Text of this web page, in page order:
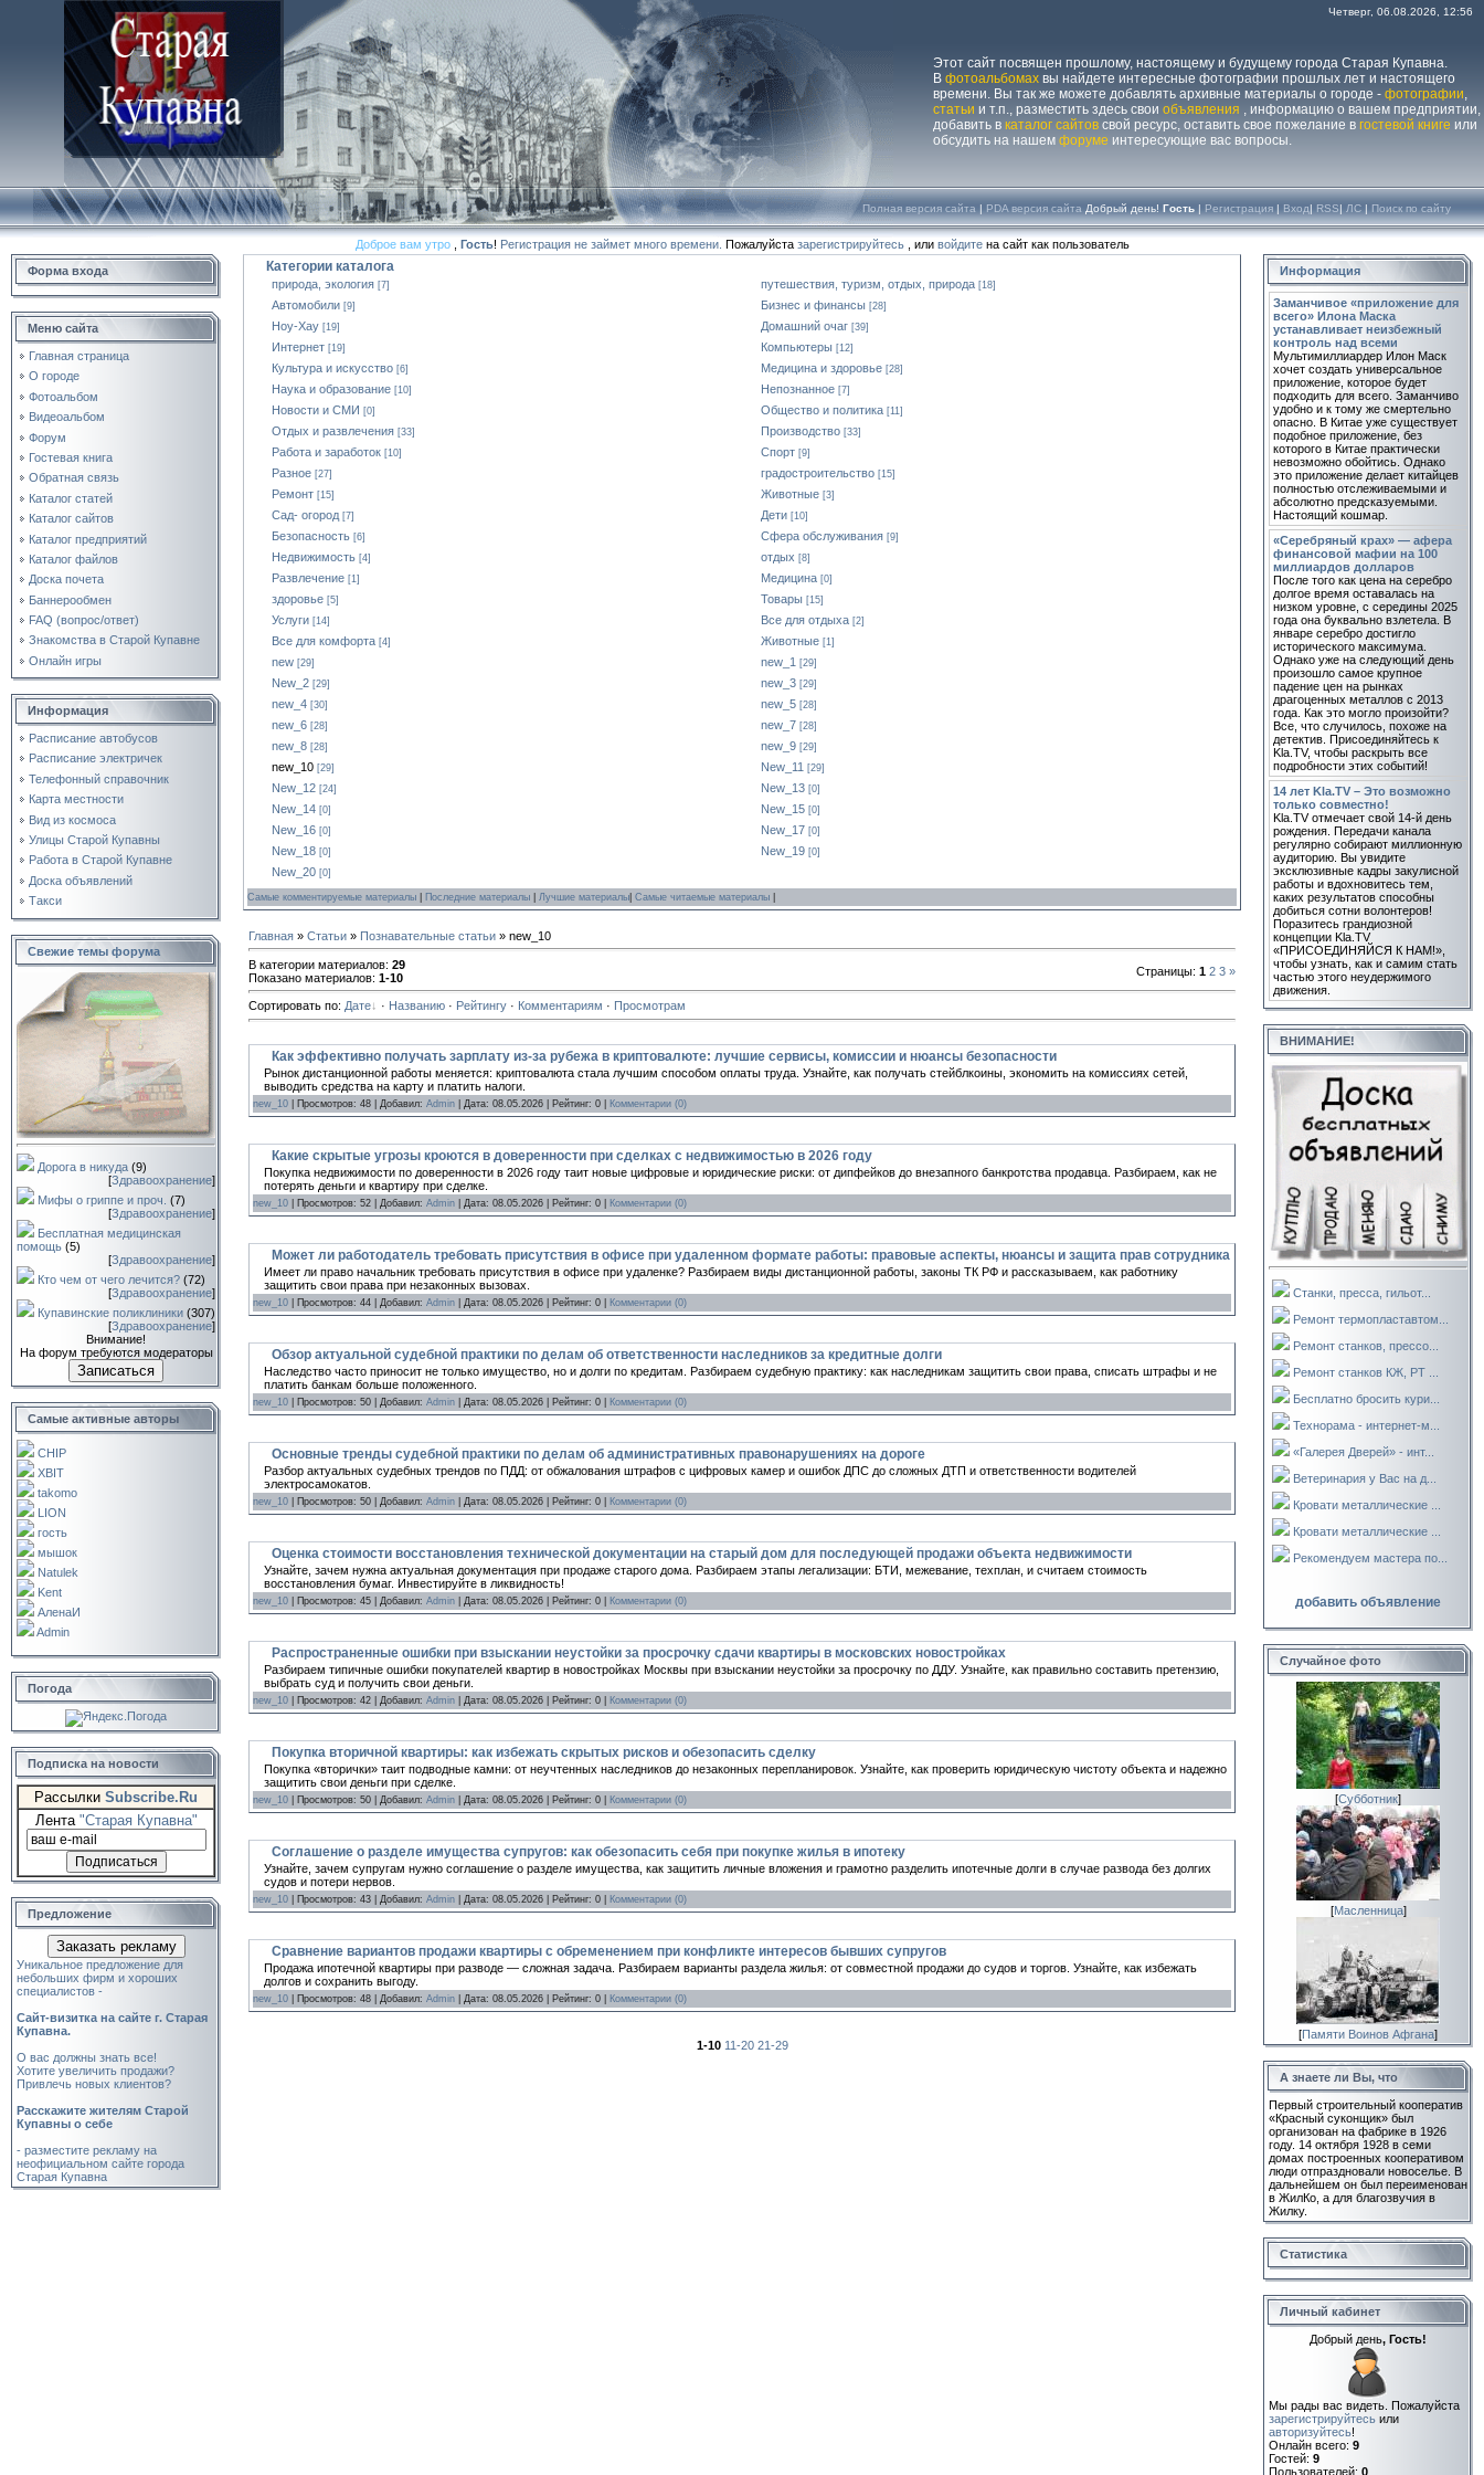
Этот сайт посвящен прошлому, настоящему и будущему города Старая Купавна.
В фотоальбомах вы найдете интересные фотографии прошлых лет и настоящего
времени. Вы так же можете добавлять архивные материалы о городе - фотографии,
статьи и т.п., разместить здесь свои объявления , информацию о вашем предприятии,
добавить в каталог сайтов свой ресурс, оставить свое пожелание в гостевой книге или
обсудить на нашем форуме интересующие вас вопросы.
Четверг, 06.08.2026, 12:56
Полная версия сайта | PDA версия сайта Добрый день! Гость | Регистрация | Вход| RSS| ЛС | Поиск по сайту
Доброе вам утро, Гость! Регистрация не займет много времени. Пожалуйста зарегистрируйтесь, или войдитена сайт как пользователь
Форма входа
Меню сайта
Главная страница
О городе
Фотоальбом
Видеоальбом
Форум
Гостевая книга
Обратная связь
Каталог статей
Каталог сайтов
Каталог предприятий
Каталог файлов
Доска почета
Баннерообмен
FAQ (вопрос/ответ)
Знакомства в Старой Купавне
Онлайн игры
Информация
Расписание автобусов
Расписание электричек
Телефонный справочник
Карта местности
Вид из космоса
Улицы Старой Купавны
Работа в Старой Купавне
Доска объявлений
Такси
Свежие темы форума
Дорога в никуда (9)
[Здравоохранение]
Мифы о гриппе и проч. (7)
[Здравоохранение]
Бесплатная медицинская
помощь (5)
[Здравоохранение]
Кто чем от чего лечится? (72)
[Здравоохранение]
Купавинские поликлиники (307)
[Здравоохранение]
Внимание!
На форум требуются модераторы
Записаться
Самые активные авторы
CHIP
XBIT
takomo
LION
гость
мышок
Natulek
Kent
АленаИ
Admin
Погода
Подписка на новости
Рассылки Subscribe.Ru
Лента "Старая Купавна"
Предложение
Заказать рекламу
Уникальное предложение для
небольших фирм и хороших
специалистов -
Cайт-визитка на сайте г. Старая
Купавна.
О вас должны знать все!
Хотите увеличить продажи?
Привлечь новых клиентов?
Расскажите жителям Старой
Купавны о себе
- разместите рекламу на
неофициальном сайте города
Старая Купавна
Категории каталога
природа, экология [7] путешествия, туризм, отдых, природа [18]
Автомобили [9] Бизнес и финансы [28]
Ноу-Хау [19] Домашний очаг [39]
Интернет [19] Компьютеры [12]
Культура и искусство [6] Медицина и здоровье [28]
Наука и образование [10] Непознанное [7]
Новости и СМИ [0] Общество и политика [11]
Отдых и развлечения [33] Производство [33]
Работа и заработок [10] Спорт [9]
Разное [27] градостроительство [15]
Ремонт [15] Животные [3]
Сад- огород [7] Дети [10]
Безопасность [6] Сфера обслуживания [9]
Недвижимость [4] отдых [8]
Развлечение [1] Медицина [0]
здоровье [5] Товары [15]
Услуги [14] Все для отдыха [2]
Все для комфорта [4] Животные [1]
new [29] new_1 [29]
New_2 [29] new_3 [29]
new_4 [30] new_5 [28]
new_6 [28] new_7 [28]
new_8 [28] new_9 [29]
new_10 [29] New_11 [29]
New_12 [24] New_13 [0]
New_14 [0] New_15 [0]
New_16 [0] New_17 [0]
New_18 [0] New_19 [0]
New_20 [0]
Самые комментируемые материалы Последние материалы Лучшие материалы Самые читаемые материалы
Главная » Статьи » Познавательные статьи » new_10
В категории материалов: 29
Показано материалов: 1-10 Страницы: 1 2 3 »
Сортировать по: Дате · Названию · Рейтингу · Комментариям · Просмотрам
Как эффективно получать зарплату из-за рубежа в криптовалюте: лучшие сервисы, комиссии и нюансы безопасности
Рынок дистанционной работы меняется: криптовалюта стала лучшим способом оплаты труда. Узнайте, как получать стейблкоины, экономить на комиссиях сетей,
выводить средства на карту и платить налоги.
new_10 | Просмотров: 48 | Добавил: Admin | Дата: 08.05.2026 | Рейтинг: 0 | Комментарии (0)
Какие скрытые угрозы кроются в доверенности при сделках с недвижимостью в 2026 году
Покупка недвижимости по доверенности в 2026 году таит новые цифровые и юридические риски: от дипфейков до внезапного банкротства продавца. Разбираем, как не
потерять деньги и квартиру при сделке.
new_10 | Просмотров: 52 | Добавил: Admin | Дата: 08.05.2026 | Рейтинг: 0 | Комментарии (0)
Может ли работодатель требовать присутствия в офисе при удаленном формате работы: правовые аспекты, нюансы и защита прав сотрудника
Имеет ли право начальник требовать присутствия в офисе при удаленке? Разбираем виды дистанционной работы, законы ТК РФ и рассказываем, как работнику
защитить свои права при незаконных вызовах.
new_10 | Просмотров: 44 | Добавил: Admin | Дата: 08.05.2026 | Рейтинг: 0 | Комментарии (0)
Обзор актуальной судебной практики по делам об ответственности наследников за кредитные долги
Наследство часто приносит не только имущество, но и долги по кредитам. Разбираем судебную практику: как наследникам защитить свои права, списать штрафы и не
платить банкам больше положенного.
new_10 | Просмотров: 50 | Добавил: Admin | Дата: 08.05.2026 | Рейтинг: 0 | Комментарии (0)
Основные тренды судебной практики по делам об административных правонарушениях на дороге
Разбор актуальных судебных трендов по ПДД: от обжалования штрафов с цифровых камер и ошибок ДПС до сложных ДТП и ответственности водителей
электросамокатов.
new_10 | Просмотров: 50 | Добавил: Admin | Дата: 08.05.2026 | Рейтинг: 0 | Комментарии (0)
Оценка стоимости восстановления технической документации на старый дом для последующей продажи объекта недвижимости
Узнайте, зачем нужна актуальная документация при продаже старого дома. Разбираем этапы легализации: БТИ, межевание, техплан, и считаем стоимость
восстановления бумаг. Инвестируйте в ликвидность!
new_10 | Просмотров: 45 | Добавил: Admin | Дата: 08.05.2026 | Рейтинг: 0 | Комментарии (0)
Распространенные ошибки при взыскании неустойки за просрочку сдачи квартиры в московских новостройках
Разбираем типичные ошибки покупателей квартир в новостройках Москвы при взыскании неустойки за просрочку по ДДУ. Узнайте, как правильно составить претензию,
выбрать суд и получить свои деньги.
new_10 | Просмотров: 42 | Добавил: Admin | Дата: 08.05.2026 | Рейтинг: 0 | Комментарии (0)
Покупка вторичной квартиры: как избежать скрытых рисков и обезопасить сделку
Покупка «вторички» таит подводные камни: от неучтенных наследников до незаконных перепланировок. Узнайте, как проверить юридическую чистоту объекта и надежно
защитить свои деньги при сделке.
new_10 | Просмотров: 50 | Добавил: Admin | Дата: 08.05.2026 | Рейтинг: 0 | Комментарии (0)
Соглашение о разделе имущества супругов: как обезопасить себя при покупке жилья в ипотеку
Узнайте, зачем супругам нужно соглашение о разделе имущества, как защитить личные вложения и грамотно разделить ипотечные долги в случае развода без долгих
судов и потери нервов.
new_10 | Просмотров: 43 | Добавил: Admin | Дата: 08.05.2026 | Рейтинг: 0 | Комментарии (0)
Сравнение вариантов продажи квартиры с обременением при конфликте интересов бывших супругов
Продажа ипотечной квартиры при разводе — сложная задача. Разбираем варианты раздела жилья: от совместной продажи до судов и торгов. Узнайте, как избежать
долгов и сохранить выгоду.
new_10 | Просмотров: 48 | Добавил: Admin | Дата: 08.05.2026 | Рейтинг: 0 | Комментарии (0)
1-10 11-20 21-29
Информация
Заманчивое «приложение для
всего» Илона Маска
устанавливает неизбежный
контроль над всеми
Мультимиллиардер Илон Маск
хочет создать универсальное
приложение, которое будет
подходить для всего. Заманчиво
удобно и к тому же смертельно
опасно. В Китае уже существует
подобное приложение, без
которого в Китае практически
невозможно обойтись. Однако
это приложение делает китайцев
полностью отслеживаемыми и
абсолютно предсказуемыми.
Настоящий кошмар.
«Серебряный крах» — афера
финансовой мафии на 100
миллиардов долларов
После того как цена на серебро
долгое время оставалась на
низком уровне, с середины 2025
года она буквально взлетела. В
январе серебро достигло
исторического максимума.
Однако уже на следующий день
произошло самое крупное
падение цен на рынках
драгоценных металлов с 2013
года. Как это могло произойти?
Все, что случилось, похоже на
детектив. Присоединяйтесь к
Kla.TV, чтобы раскрыть все
подробности этих событий!
14 лет Kla.TV – Это возможно
только совместно!
Kla.TV отмечает свой 14-й день
рождения. Передачи канала
регулярно собирают миллионную
аудиторию. Вы увидите
эксклюзивные кадры закулисной
работы и вдохновитесь тем,
каких результатов способны
добиться сотни волонтеров!
Поразитесь грандиозной
концепции Kla.TV
«ПРИСОЕДИНЯЙСЯ К НАМ!»,
чтобы узнать, как и самим стать
частью этого неудержимого
движения.
ВНИМАНИЕ!
Станки, пресса, гильот...
Ремонт термопластавтом...
Ремонт станков, прессо...
Ремонт станков КЖ, РТ ...
Бесплатно бросить кури...
Технорама - интернет-м...
«Галерея Дверей» - инт...
Ветеринария у Вас на д...
Кровати металлические ...
Кровати металлические ...
Рекомендуем мастера по...
добавить объявление
Случайное фото
[Субботник]
[Масленница]
[Памяти Воинов Афгана]
А знаете ли Вы, что
Первый строительный кооператив
«Красный суконщик» был
организован на фабрике в 1926
году. 14 октября 1928 в семи
домах построенных кооперативом
люди отпраздновали новоселье. В
дальнейшем он был переименован
в ЖилКо, а для благозвучия в
Жилку.
Статистика
Личный кабинет
Добрый день, Гость!
Мы рады вас видеть. Пожалуйста
зарегистрируйтесь или
авторизуйтесь!
Онлайн всего: 9
Гостей: 9
Пользователей: 0